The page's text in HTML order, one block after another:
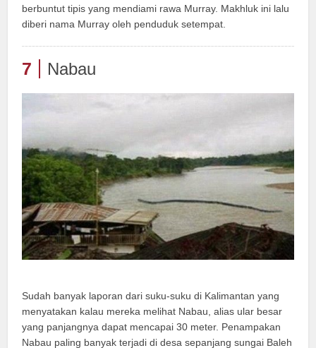
berbuntut tipis yang mendiami rawa Murray. Makhluk ini lalu
diberi nama Murray oleh penduduk setempat.
7 Nabau
Sudah banyak laporan dari suku-suku di Kalimantan yang
menyatakan kalau mereka melihat Nabau, alias ular besar
yang panjangnya dapat mencapai 30 meter. Penampakan
Nabau paling banyak terjadi di desa sepanjang sungai Baleh